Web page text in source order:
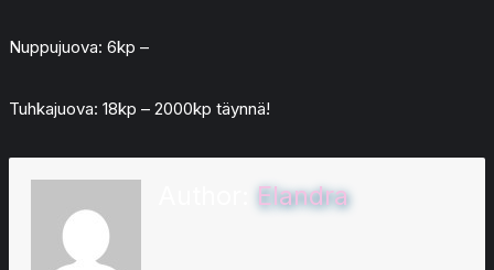
Nuppujuova: 6kp –
Tuhkajuova: 18kp – 2000kp täynnä!
Elandra